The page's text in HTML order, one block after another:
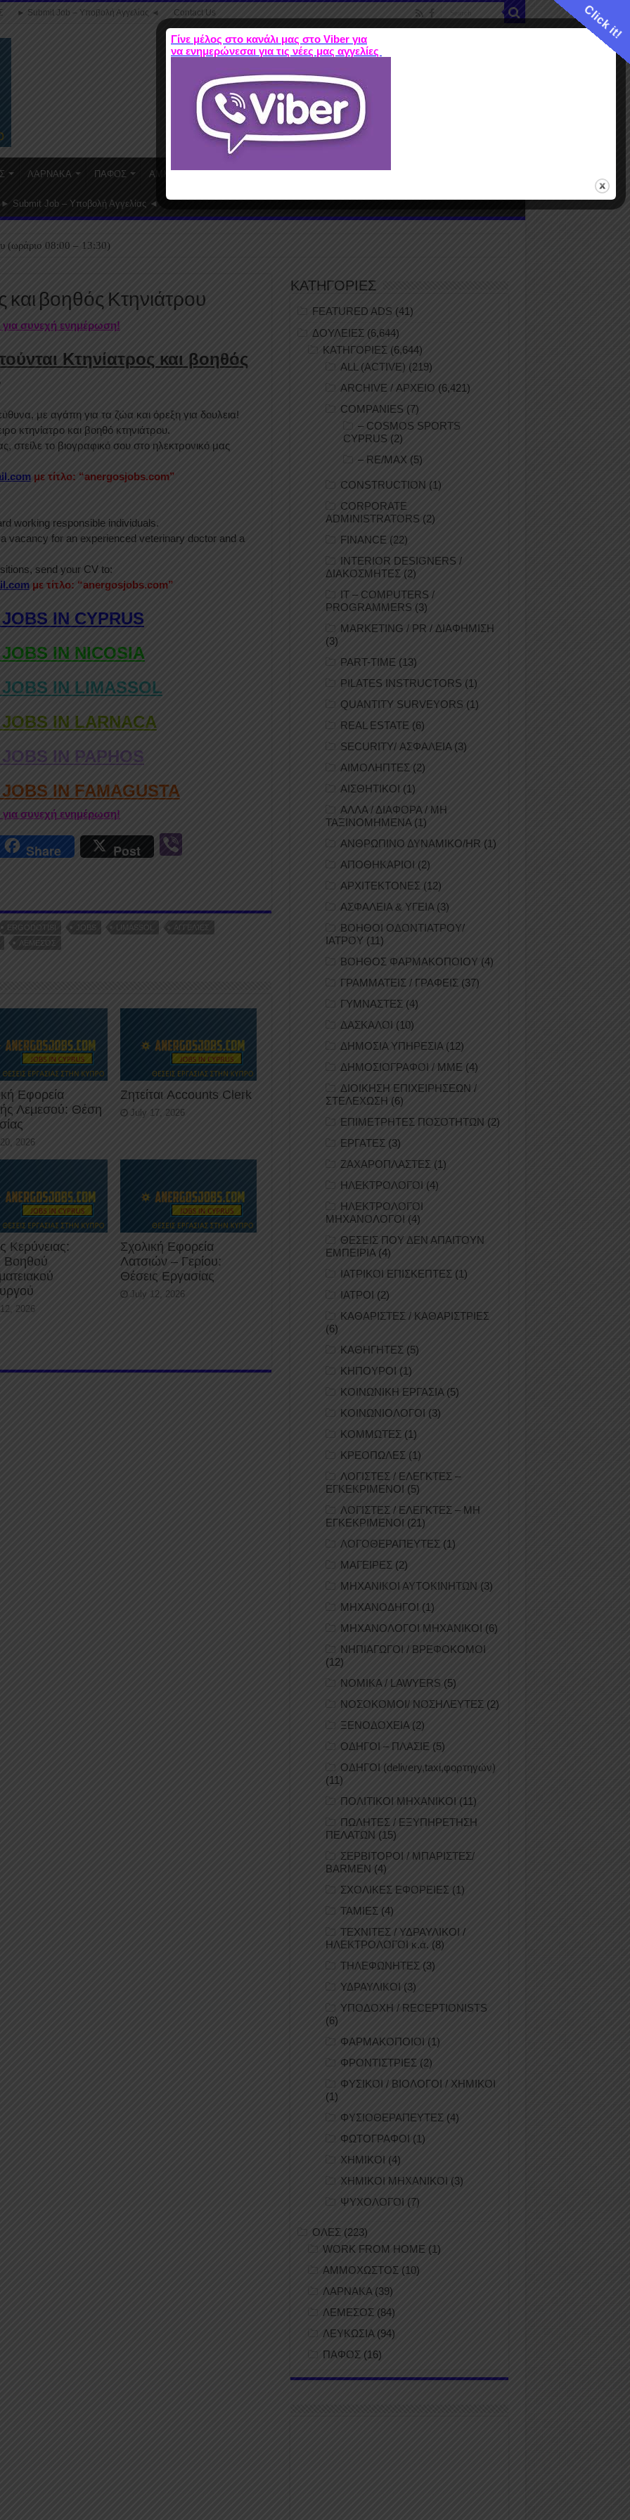
► Submit Job – Υποβολή Αγγελίας ◄ Contact Us
ΛΑΡΝΑΚΑ ΠΑΦΟΣ ΑΜΜΟΧΩΣΤΟΣ
► Submit Job – Υποβολή Αγγελίας ◄
(ωράριο 08:00 – 13:30)
και βοηθός Κτηνιάτρου
για συνεχή ενημέρωση!
Κτηνίατρος και βοηθός
με αγάπη για τα ζώα και όρεξη για δουλεια!
κτηνίατρο και βοηθό κτηνιάτρου.
στείλε το βιογραφικό σου στο ηλεκτρονικό μας
με τίτλο: “anergosjobs.com”
working responsible individuals.
vacancy for an experienced veterinary doctor and a
send your CV to:
με τίτλο: “anergosjobs.com”
IN CYPRUS
IN NICOSIA
IN LIMASSOL
IN LARNACA
IN PAPHOS
IN FAMAGUSTA
για συνεχή ενημέρωση!
Share Post
ERGODOTISI JOBS LIMASSOL
ΑΓΓΕΛΊΕΣ
ΛΕΜΕΣΌΣ
Εφορεία
Λεμεσού: Θέση
2026
Ζητείται Accounts Clerk
July 17, 2026
Κερύνειας:
Βοηθού
2026
Σχολική Εφορεία
Λατσιών – Γερίου:
Θέσεις Εργασίας
July 12, 2026
ΚΑΤΗΓΟΡΙΕΣ
FEATURED ADS (41)
ΔΟΥΛΕΙΕΣ (6,644)
ΚΑΤΗΓΟΡΙΕΣ (6,644)
ALL (ACTIVE) (219)
ARCHIVE / ΑΡΧΕΙΟ (6,421)
COMPANIES (7)
– COSMOS SPORTS
CYPRUS (2)
– RE/MAX (5)
CONSTRUCTION (1)
CORPORATE
ADMINISTRATORS (2)
FINANCE (22)
INTERIOR DESIGNERS /
ΔΙΑΚΟΣΜΗΤΕΣ (2)
IT – COMPUTERS /
PROGRAMMERS (3)
MARKETING / PR / ΔΙΑΦΗΜΙΣΗ
(3)
PART-TIME (13)
PILATES INSTRUCTORS (1)
QUANTITY SURVEYORS (1)
REAL ESTATE (6)
SECURITY/ ΑΣΦΑΛΕΙΑ(3)
ΑΙΜΟΛΗΠΤΕΣ (2)
ΑΙΣΘΗΤΙΚΟΙ (1)
ΑΛΛΑ / ΔΙΑΦΟΡΑ / ΜΗ
ΤΑΞΙΝΟΜΗΜΕΝΑ(1)
ΑΝΘΡΩΠΙΝΟ ΔΥΝΑΜΙΚΟ/HR (1)
ΑΠΟΘΗΚΑΡΙΟΙ (2)
ΑΡΧΙΤΕΚΤΟΝΕΣ (12)
ΑΣΦΑΛΕΙΑ & ΥΓΕΙΑ (3)
ΒΟΗΘΟΙ ΟΔΟΝΤΙΑΤΡΟΥ/
ΙΑΤΡΟΥ(11)
ΒΟΗΘΟΣ ΦΑΡΜΑΚΟΠΟΙΟΥ (4)
ΓΡΑΜΜΑΤΕΙΣ / ΓΡΑΦΕΙΣ (37)
ΓΥΜΝΑΣΤΕΣ (4)
ΔΑΣΚΑΛΟΙ (10)
ΔΗΜΟΣΙΑ ΥΠΗΡΕΣΙΑ (12)
ΔΗΜΟΣΙΟΓΡΑΦΟΙ / ΜΜΕ (4)
ΔΙΟΙΚΗΣΗ ΕΠΙΧΕΙΡΗΣΕΩΝ /
ΣΤΕΛΕΧΩΣΗ (6)
ΕΠΙΜΕΤΡΗΤΕΣ ΠΟΣΟΤΗΤΩΝ (2)
ΕΡΓΑΤΕΣ (3)
ΖΑΧΑΡΟΠΛΑΣΤΕΣ (1)
ΗΛΕΚΤΡΟΛΟΓΟΙ (4)
ΗΛΕΚΤΡΟΛΟΓΟΙ
ΜΗΧΑΝΟΛΟΓΟΙ (4)
ΘΕΣΕΙΣ ΠΟΥ ΔΕΝ ΑΠΑΙΤΟΥΝ
ΕΜΠΕΙΡΙΑ(4)
ΙΑΤΡΙΚΟΙ ΕΠΙΣΚΕΠΤΕΣ (1)
ΙΑΤΡΟΙ (2)
ΚΑΘΑΡΙΣΤΕΣ / ΚΑΘΑΡΙΣΤΡΙΕΣ
(6)
ΚΑΘΗΓΗΤΕΣ (5)
ΚΗΠΟΥΡΟΙ (1)
ΚΟΙΝΩΝΙΚΗ ΕΡΓΑΣΙΑ(5)
ΚΟΙΝΩΝΙΟΛΟΓΟΙ (3)
ΚΟΜΜΩΤΕΣ (1)
ΚΡΕΟΠΩΛΕΣ (1)
ΛΟΓΙΣΤΕΣ / ΕΛΕΓΚΤΕΣ –
ΕΓΚΕΚΡΙΜΕΝΟΙ (5)
ΛΟΓΙΣΤΕΣ / ΕΛΕΓΚΤΕΣ – ΜΗ
ΕΓΚΕΚΡΙΜΕΝΟΙ (21)
ΛΟΓΟΘΕΡΑΠΕΥΤΕΣ (1)
ΜΑΓΕΙΡΕΣ (2)
ΜΗΧΑΝΙΚΟΙ ΑΥΤΟΚΙΝΗΤΩΝ (3)
ΜΗΧΑΝΟΔΗΓΟΙ (1)
ΜΗΧΑΝΟΛΟΓΟΙ ΜΗΧΑΝΙΚΟΙ (6)
ΝΗΠΙΑΓΩΓΟΙ / ΒΡΕΦΟΚΟΜΟΙ
(12)
ΝΟΜΙΚΑ / LAWYERS (5)
ΝΟΣΟΚΟΜΟΙ/ ΝΟΣΗΛΕΥΤΕΣ (2)
ΞΕΝΟΔΟΧΕΙΑ(2)
ΟΔΗΓΟΙ – ΠΛΑΣΙΕ (5)
ΟΔΗΓΟΙ (delivery,taxi,φορτηγών)
(11)
ΠΟΛΙΤΙΚΟΙ ΜΗΧΑΝΙΚΟΙ (11)
ΠΩΛΗΤΕΣ / ΕΞΥΠΗΡΕΤΗΣΗ
ΠΕΛΑΤΩΝ (15)
ΣΕΡΒΙΤΟΡΟΙ / ΜΠΑΡΙΣΤΕΣ/
BARMEN (4)
ΣΧΟΛΙΚΕΣ ΕΦΟΡΕΙΕΣ (1)
ΤΑΜΙΕΣ (4)
ΤΕΧΝΙΤΕΣ / ΥΔΡΑΥΛΙΚΟΙ /
ΗΛΕΚΤΡΟΛΟΓΟΙ κ.ά. (8)
ΤΗΛΕΦΩΝΗΤΕΣ (3)
ΥΔΡΑΥΛΙΚΟΙ (3)
ΥΠΟΔΟΧΗ / RECEPTIONISTS
(6)
ΦΑΡΜΑΚΟΠΟΙΟΙ (1)
ΦΡΟΝΤΙΣΤΡΙΕΣ (2)
ΦΥΣΙΚΟΙ / ΒΙΟΛΟΓΟΙ / ΧΗΜΙΚΟΙ
(1)
ΦΥΣΙΟΘΕΡΑΠΕΥΤΕΣ (4)
ΦΩΤΟΓΡΑΦΟΙ (1)
ΧΗΜΙΚΟΙ (4)
ΧΗΜΙΚΟΙ ΜΗΧΑΝΙΚΟΙ (3)
ΨΥΧΟΛΟΓΟΙ (7)
ΟΛΕΣ (223)
WORK FROM HOME (1)
ΑΜΜΟΧΩΣΤΟΣ (10)
ΛΑΡΝΑΚΑ (39)
ΛΕΜΕΣΟΣ (84)
ΛΕΥΚΩΣΙΑ(94)
ΠΑΦΟΣ (16)
Click it!
Γίνε μέλος στο κανάλι μας στο Viber για
να ενημερώνεσαι για τις νέες μας αγγελίες